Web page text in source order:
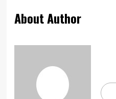
About Author